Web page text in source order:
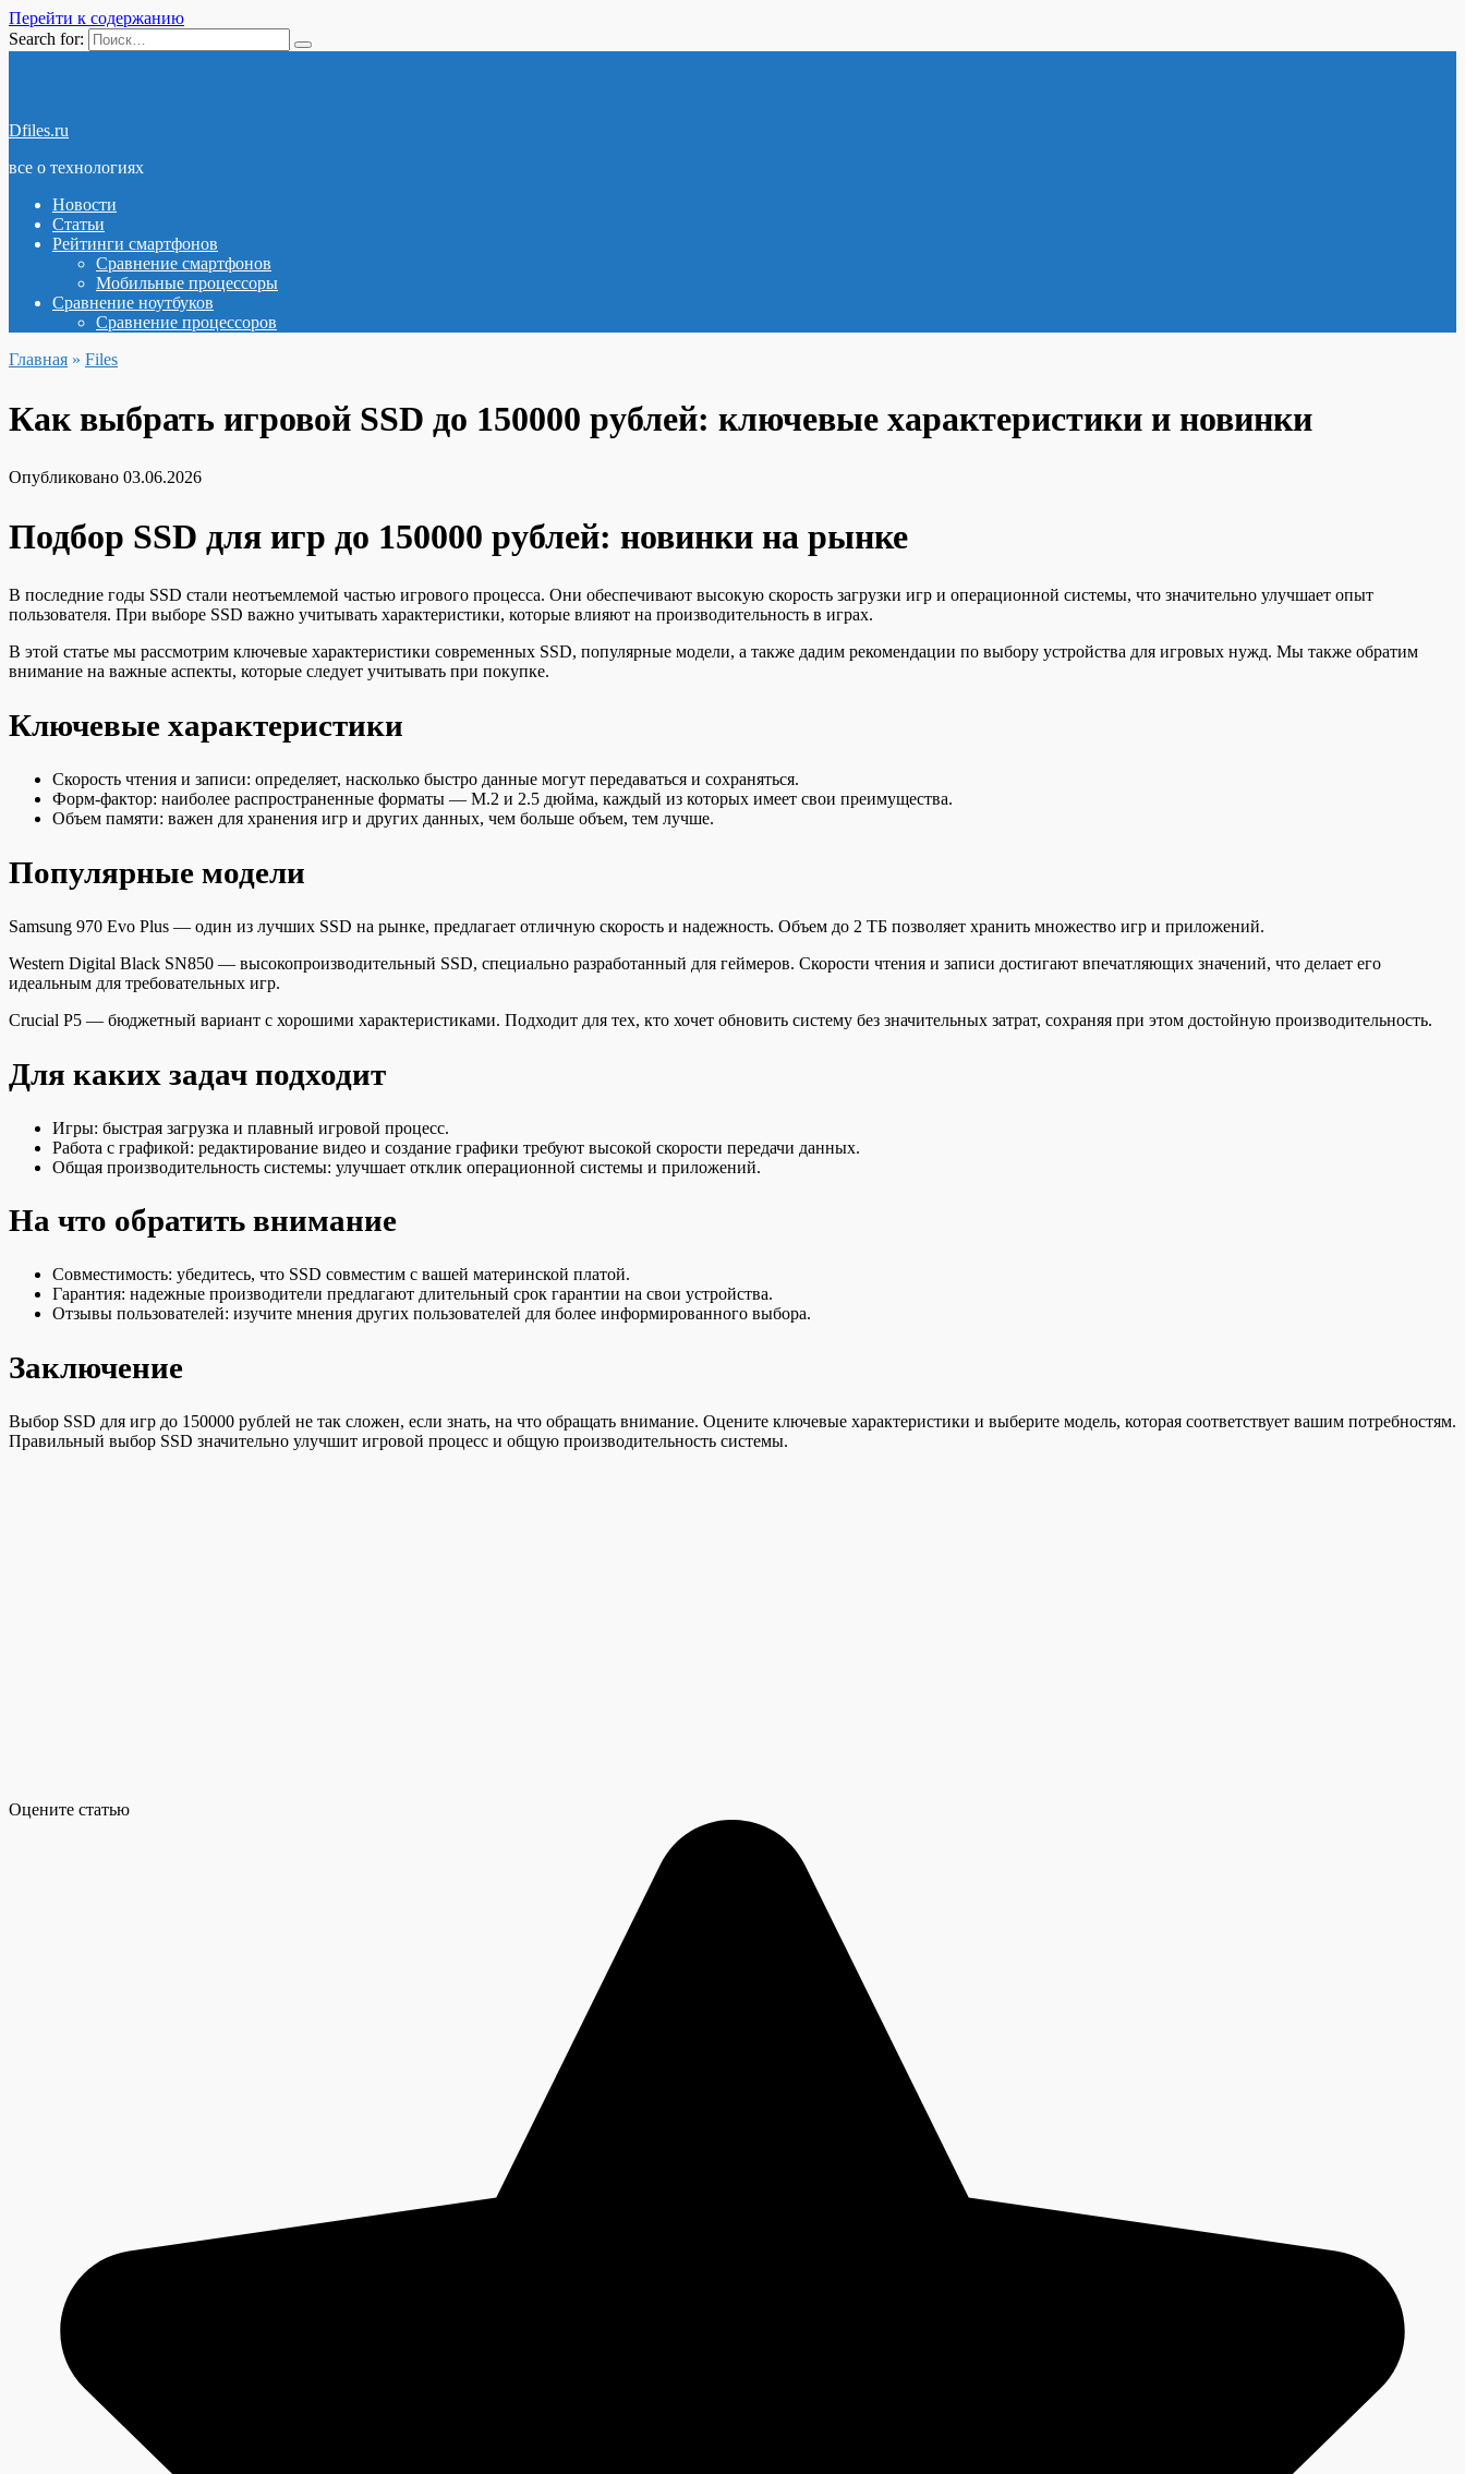
Перейти к содержанию
Search for:
Dfiles.ru
все о технологиях
Новости
Статьи
Рейтинги смартфонов
Сравнение смартфонов
Мобильные процессоры
Сравнение ноутбуков
Сравнение процессоров
Главная » Files
Как выбрать игровой SSD до 150000 рублей: ключевые характеристики и новинки
Опубликовано 03.06.2026
Подбор SSD для игр до 150000 рублей: новинки на рынке
В последние годы SSD стали неотъемлемой частью игрового процесса. Они обеспечивают высокую скорость загрузки игр и операционной системы, что значительно улучшает опыт
пользователя. При выборе SSD важно учитывать характеристики, которые влияют на производительность в играх.
В этой статье мы рассмотрим ключевые характеристики современных SSD, популярные модели, а также дадим рекомендации по выбору устройства для игровых нужд. Мы также обратим
внимание на важные аспекты, которые следует учитывать при покупке.
Ключевые характеристики
Скорость чтения и записи: определяет, насколько быстро данные могут передаваться и сохраняться.
Форм-фактор: наиболее распространенные форматы — M.2 и 2.5 дюйма, каждый из которых имеет свои преимущества.
Объем памяти: важен для хранения игр и других данных, чем больше объем, тем лучше.
Популярные модели
Samsung 970 Evo Plus — один из лучших SSD на рынке, предлагает отличную скорость и надежность. Объем до 2 ТБ позволяет хранить множество игр и приложений.
Western Digital Black SN850 — высокопроизводительный SSD, специально разработанный для геймеров. Скорости чтения и записи достигают впечатляющих значений, что делает его
идеальным для требовательных игр.
Crucial P5 — бюджетный вариант с хорошими характеристиками. Подходит для тех, кто хочет обновить систему без значительных затрат, сохраняя при этом достойную производительность.
Для каких задач подходит
Игры: быстрая загрузка и плавный игровой процесс.
Работа с графикой: редактирование видео и создание графики требуют высокой скорости передачи данных.
Общая производительность системы: улучшает отклик операционной системы и приложений.
На что обратить внимание
Совместимость: убедитесь, что SSD совместим с вашей материнской платой.
Гарантия: надежные производители предлагают длительный срок гарантии на свои устройства.
Отзывы пользователей: изучите мнения других пользователей для более информированного выбора.
Заключение
Выбор SSD для игр до 150000 рублей не так сложен, если знать, на что обращать внимание. Оцените ключевые характеристики и выберите модель, которая соответствует вашим потребностям.
Правильный выбор SSD значительно улучшит игровой процесс и общую производительность системы.
Оцените статью